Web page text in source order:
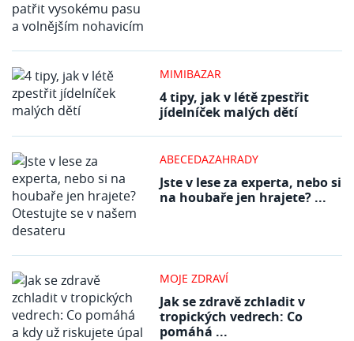
MIMIBAZAR
4 tipy, jak v létě zpestřit
jídelníček malých dětí
ABECEDAZAHRADY
Jste v lese za experta, nebo si
na houbaře jen hrajete? ...
MOJE ZDRAVÍ
Jak se zdravě zchladit v
tropických vedrech: Co
pomáhá ...